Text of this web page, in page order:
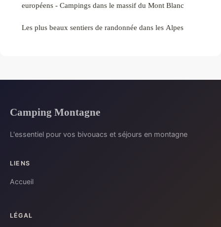
européens - Campings dans le massif du Mont Blanc
Les plus beaux sentiers de randonnée dans les Alpes
Camping Montagne
L'essentiel pour vos bivouacs et séjours en montagne
LIENS
Accueil
LÉGAL